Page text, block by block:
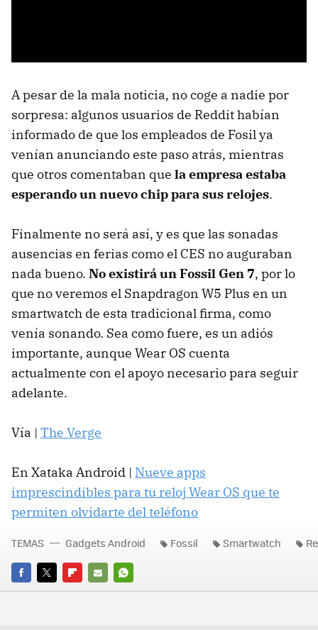
A pesar de la mala noticia, no coge a nadie por
sorpresa: algunos usuarios de Reddit habían
informado de que los empleados de Fosil ya
venían anunciando este paso atrás, mientras
que otros comentaban que la empresa estaba
esperando un nuevo chip para sus relojes.
Finalmente no será así, y es que las sonadas
ausencias en ferias como el CES no auguraban
nada bueno. No existirá un Fossil Gen 7, por lo
que no veremos el Snapdragon W5 Plus en un
smartwatch de esta tradicional firma, como
venía sonando. Sea como fuere, es un adiós
importante, aunque Wear OS cuenta
actualmente con el apoyo necesario para seguir
adelante.
Vía | The Verge
En Xataka Android | Nueve apps
imprescindibles para tu reloj Wear OS que te
permiten olvidarte del teléfono
FACEBOOK
TWITTERFLIPBOARD
E-
WHATSAPP
TEMAS Gadgets Android Fossil Smartwatch